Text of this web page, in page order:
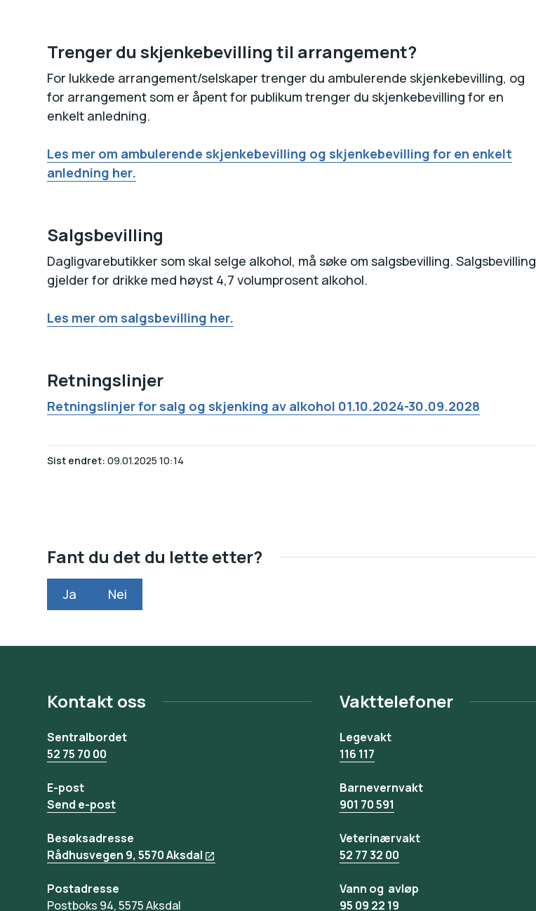
Trenger du skjenkebevilling til arrangement?
For lukkede arrangement/selskaper trenger du ambulerende skjenkebevilling, og
for arrangement som er åpent for publikum trenger du skjenkebevilling for en
enkelt anledning.
Les mer om ambulerende skjenkebevilling og skjenkebevilling for en enkelt
anledning her.
Salgsbevilling
Dagligvarebutikker som skal selge alkohol, må søke om salgsbevilling. Salgsbevilling
gjelder for drikke med høyst 4,7 volumprosent alkohol.
Les mer om salgsbevilling her.
Retningslinjer
Retningslinjer for salg og skjenking av alkohol 01.10.2024-30.09.2028
Sist endret 09.01.2025 10:14
Fant du det du lette etter?
Ja Nei
Kontakt oss
Sentralbordet
52 75 70 00
E-post
Send e-post
Besøksadresse
Rådhusvegen 9, 5570 Aksdal
Postadresse
Postboks 94, 5575 Aksdal
Vakttelefoner
Legevakt
116 117
Barnevernvakt
901 70 591
Veterinærvakt
52 77 32 00
Vann og avløp
95 09 22 19